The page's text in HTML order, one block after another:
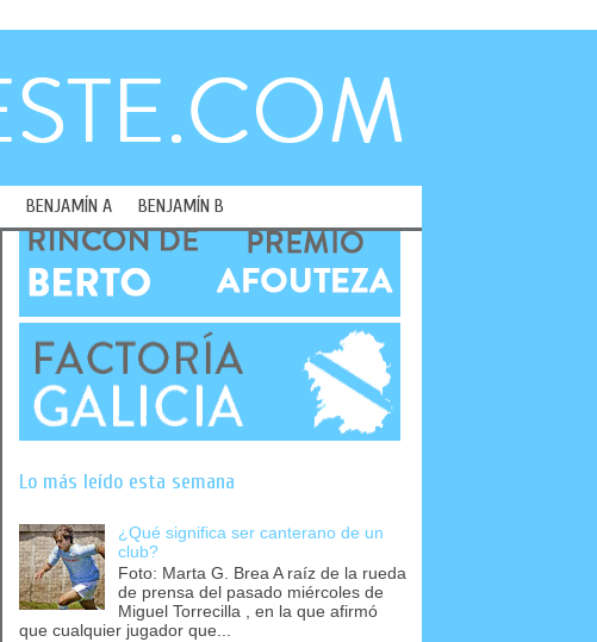
BENJAMÍN A BENJAMÍN B
Lo más leído esta semana
¿Qué significa ser canterano de un
club?
Foto: Marta G. Brea A raíz de la rueda
de prensa del pasado miércoles de
Miguel Torrecilla , en la que afirmó
que cualquier jugador que...